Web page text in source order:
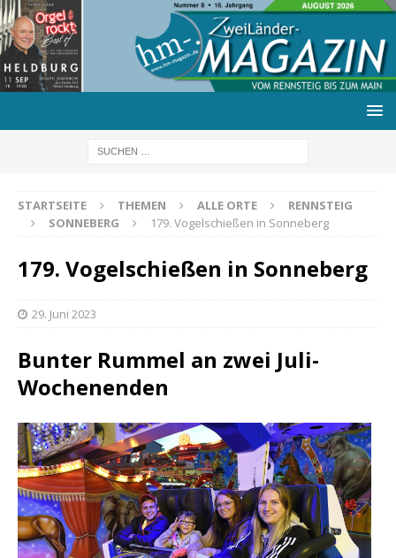
STARTSEITE THEMEN ALLE ORTE
RENNSTEIG
SONNEBERG
179. Vogelschießen in Sonneberg
179. Vogelschießen in Sonneberg
29. Juni 2023
Bunter Rummel an zwei Juli-
Wochenenden